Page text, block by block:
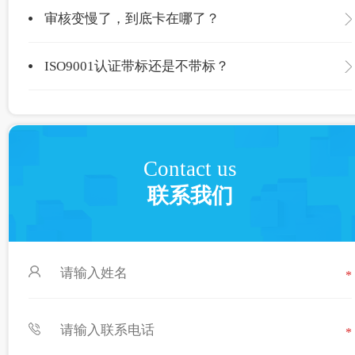
审核变慢了，到底卡在哪了？
ISO9001认证带标还是不带标？
Contact us
联系我们
*
*